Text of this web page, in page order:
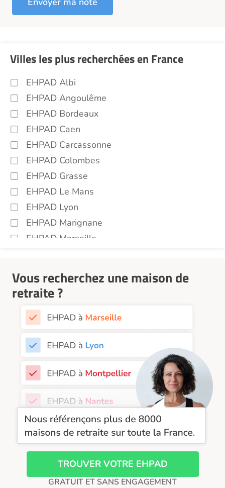
Villes les plus recherchées en France
EHPAD Albi
EHPAD Angoulême
EHPAD Bordeaux
EHPAD Caen
EHPAD Carcassonne
EHPAD Colombes
EHPAD Grasse
EHPAD Le Mans
EHPAD Lyon
EHPAD Marignane
EHPAD Marseille
EHPAD Nice
EHPAD Paris
EHPAD Royan
EHPAD Toulouse
EHPAD Tours
EHPAD Troyes
Recherche par ville
Vous recherchez une maison de
retraite ?
TROUVER VOTRE EHPAD
GRATUIT ET SANS ENGAGEMENT